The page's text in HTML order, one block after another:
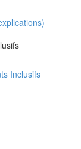
Inclusifs